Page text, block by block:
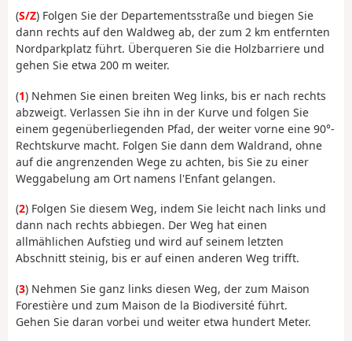
(S/Z) Folgen Sie der Departementsstraße und biegen Sie
dann rechts auf den Waldweg ab, der zum 2 km entfernten
Nordparkplatz führt. Überqueren Sie die Holzbarriere und
gehen Sie etwa 200 m weiter.
(1) Nehmen Sie einen breiten Weg links, bis er nach rechts
abzweigt. Verlassen Sie ihn in der Kurve und folgen Sie
einem gegenüberliegenden Pfad, der weiter vorne eine 90°-
Rechtskurve macht. Folgen Sie dann dem Waldrand, ohne
auf die angrenzenden Wege zu achten, bis Sie zu einer
Weggabelung am Ort namens l'Enfant gelangen.
(2) Folgen Sie diesem Weg, indem Sie leicht nach links und
dann nach rechts abbiegen. Der Weg hat einen
allmählichen Aufstieg und wird auf seinem letzten
Abschnitt steinig, bis er auf einen anderen Weg trifft.
(3) Nehmen Sie ganz links diesen Weg, der zum Maison
Forestière und zum Maison de la Biodiversité führt.
Gehen Sie daran vorbei und weiter etwa hundert Meter.